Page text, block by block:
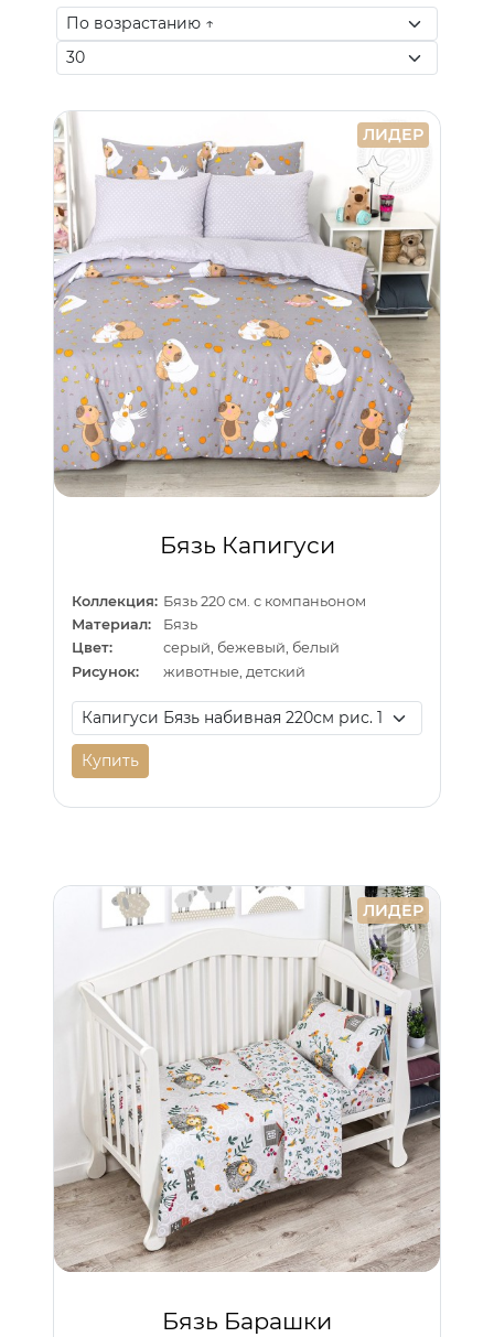
ЛИДЕР
Бязь Капигуси
Коллекция: Бязь 220 см. с компаньоном
Материал:
Бязь
Цвет:
серый, бежевый, белый
Рисунок:
животные, детский
Купить
ЛИДЕР
Бязь Барашки